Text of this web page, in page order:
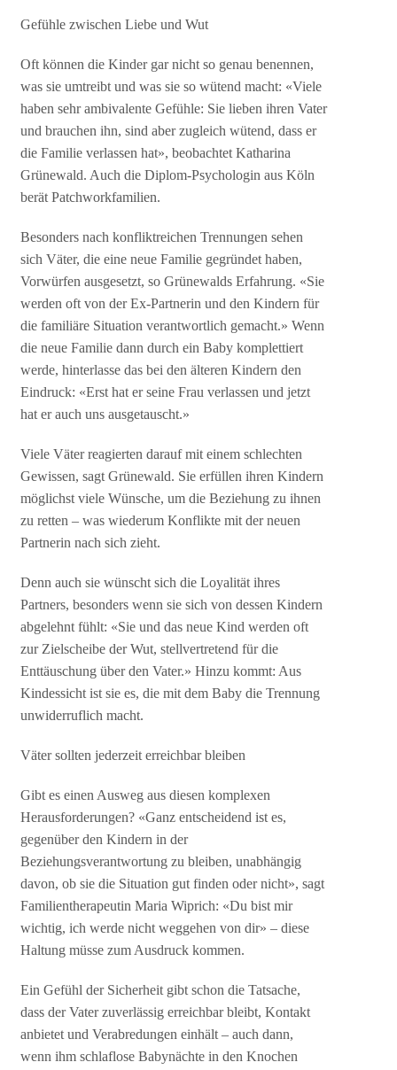
Gefühle zwischen Liebe und Wut
Oft können die Kinder gar nicht so genau benennen,
was sie umtreibt und was sie so wütend macht: «Viele
haben sehr ambivalente Gefühle: Sie lieben ihren Vater
und brauchen ihn, sind aber zugleich wütend, dass er
die Familie verlassen hat», beobachtet Katharina
Grünewald. Auch die Diplom-Psychologin aus Köln
berät Patchworkfamilien.
Besonders nach konfliktreichen Trennungen sehen
sich Väter, die eine neue Familie gegründet haben,
Vorwürfen ausgesetzt, so Grünewalds Erfahrung. «Sie
werden oft von der Ex-Partnerin und den Kindern für
die familiäre Situation verantwortlich gemacht.» Wenn
die neue Familie dann durch ein Baby komplettiert
werde, hinterlasse das bei den älteren Kindern den
Eindruck: «Erst hat er seine Frau verlassen und jetzt
hat er auch uns ausgetauscht.»
Viele Väter reagierten darauf mit einem schlechten
Gewissen, sagt Grünewald. Sie erfüllen ihren Kindern
möglichst viele Wünsche, um die Beziehung zu ihnen
zu retten – was wiederum Konflikte mit der neuen
Partnerin nach sich zieht.
Denn auch sie wünscht sich die Loyalität ihres
Partners, besonders wenn sie sich von dessen Kindern
abgelehnt fühlt: «Sie und das neue Kind werden oft
zur Zielscheibe der Wut, stellvertretend für die
Enttäuschung über den Vater.» Hinzu kommt: Aus
Kindessicht ist sie es, die mit dem Baby die Trennung
unwiderruflich macht.
Väter sollten jederzeit erreichbar bleiben
Gibt es einen Ausweg aus diesen komplexen
Herausforderungen? «Ganz entscheidend ist es,
gegenüber den Kindern in der
Beziehungsverantwortung zu bleiben, unabhängig
davon, ob sie die Situation gut finden oder nicht», sagt
Familientherapeutin Maria Wiprich: «Du bist mir
wichtig, ich werde nicht weggehen von dir» – diese
Haltung müsse zum Ausdruck kommen.
Ein Gefühl der Sicherheit gibt schon die Tatsache,
dass der Vater zuverlässig erreichbar bleibt, Kontakt
anbietet und Verabredungen einhält – auch dann,
wenn ihm schlaflose Babynächte in den Knochen